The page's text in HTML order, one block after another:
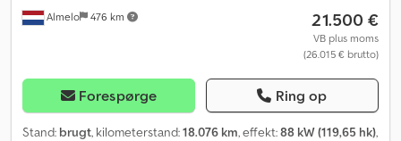
Almelo 476 km 21.500 €
VB plus moms
(26.015 € brutto)
Forespørge Ring op
Stand: brugt, kilometerstand:18.076 km, effekt:88 kW (119,65 hk),